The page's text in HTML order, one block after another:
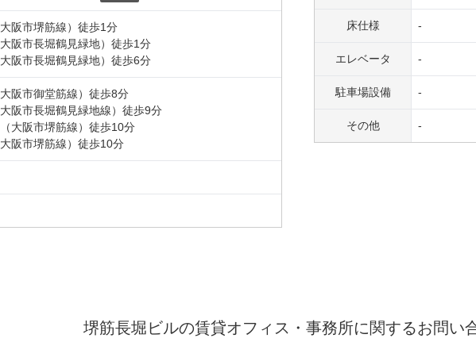
大阪市堺筋線） 徒歩1分
大阪市長堀鶴見緑地） 徒歩1分
大阪市長堀鶴見緑地） 徒歩6分
大阪市御堂筋線） 徒歩8分
大阪市長堀鶴見緑地線） 徒歩9分
（大阪市堺筋線） 徒歩10分
大阪市堺筋線） 徒歩10分
床仕様 -
エレベータ -
駐車場設備 -
その他 -
堺筋長堀ビルの賃貸オフィス・事務所に関するお問い